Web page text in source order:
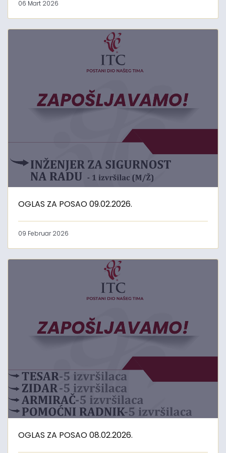
06 Mart 2026
OGLAS ZA POSAO 09.02.2026.
09 Februar 2026
OGLAS ZA POSAO 08.02.2026.